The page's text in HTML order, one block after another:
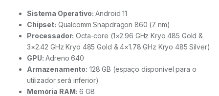
Sistema Operativo: Android 11
Chipset: Qualcomm Snapdragon 860 (7 nm)
Processador: Octa-core (1×2.96 GHz Kryo 485 Gold &
3×2.42 GHz Kryo 485 Gold & 4×1.78 GHz Kryo 485 Silver)
GPU: Adreno 640
Armazenamento: 128 GB (espaço disponível para o
utilizador será inferior)
Memória RAM: 6 GB